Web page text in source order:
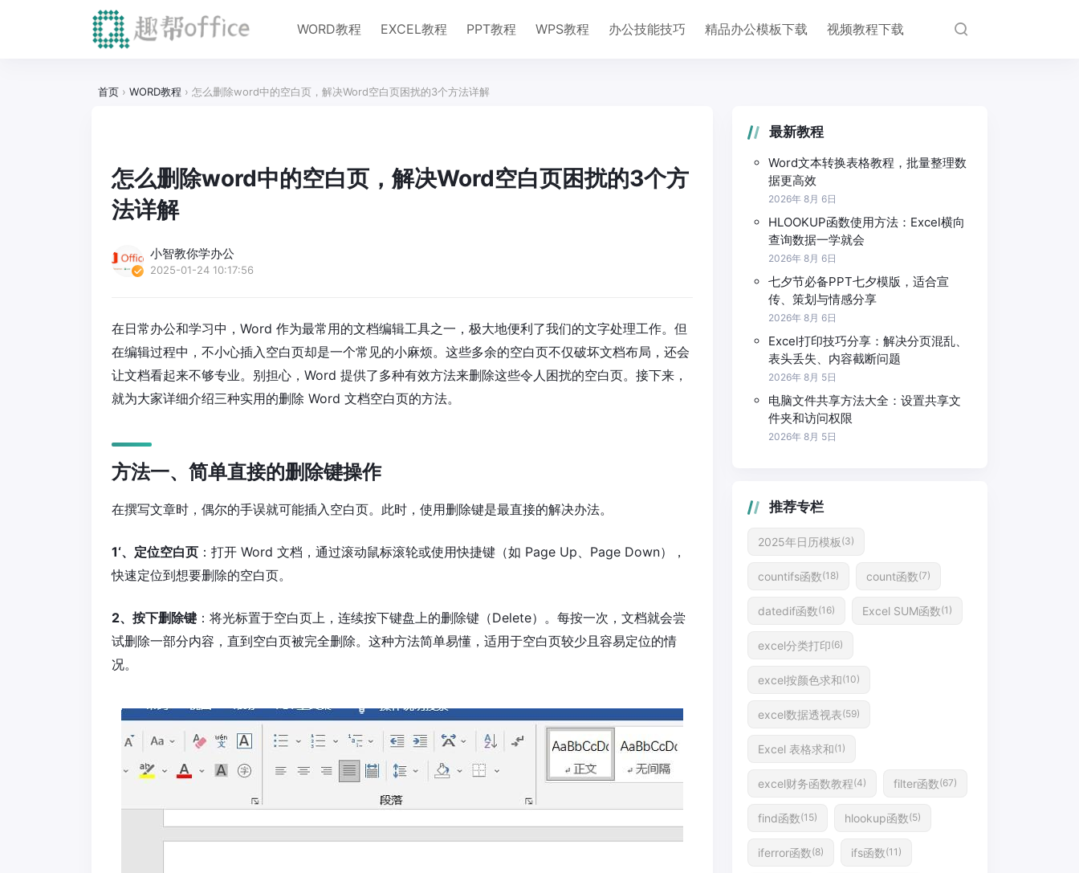
WORD教程 EXCEL教程 PPT教程 WPS教程 办公技能技巧 精品办公模板下载 视频教程下载
首页 › WORD教程 › 怎么删除word中的空白页，解决Word空白页困扰的3个方法详解
怎么删除word中的空白页，解决Word空白页困扰的3个方
法详解
小智教你学办公
2025-01-24 10:17:56
在日常办公和学习中，Word 作为最常用的文档编辑工具之一，极大地便利了我们的文字处理工作。但
在编辑过程中，不小心插入空白页却是一个常见的小麻烦。这些多余的空白页不仅破坏文档布局，还会
让文档看起来不够专业。别担心，Word 提供了多种有效方法来删除这些令人困扰的空白页。接下来，
就为大家详细介绍三种实用的删除 Word 文档空白页的方法。
方法一、简单直接的删除键操作
在撰写文章时，偶尔的手误就可能插入空白页。此时，使用删除键是最直接的解决办法。
1‘、定位空白页 ：打开 Word 文档，通过滚动鼠标滚轮或使用快捷键（如 Page Up、Page Down），
快速定位到想要删除的空白页。
2、按下删除键 ：将光标置于空白页上，连续按下键盘上的删除键（Delete）。每按一次，文档就会尝
试删除一部分内容，直到空白页被完全删除。这种方法简单易懂，适用于空白页较少且容易定位的情
况。
最新教程
Word文本转换表格教程，批量整理数
据更高效
2026年 8月 6日
HLOOKUP函数使用方法：Excel横向
查询数据一学就会
2026年 8月 6日
七夕节必备PPT七夕模版，适合宣
传、策划与情感分享
2026年 8月 6日
Excel打印技巧分享：解决分页混乱、
表头丢失、内容截断问题
2026年 8月 5日
电脑文件共享方法大全：设置共享文
件夹和访问权限
2026年 8月 5日
推荐专栏
2025年日历模板 (3)
countifs函数(18) count函数(7)
datedif函数(16) Excel SUM函数(1)
excel分类打印(6)
excel按颜色求和(10)
excel数据透视表(59)
Excel 表格求和(1)
excel财务函数教程(4) filter函数(67)
find函数(15) hlookup函数(5)
iferror函数(8) ifs函数(11)